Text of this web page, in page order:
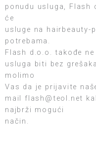
ponudu usluga, Flash
će
usluge na hairbeauty-
potrebama.
Flash d.o.o. takođe
usluga biti bez
molimo
Vas da je prijavite
mail flash@teol.net
najbrži mogući
način.